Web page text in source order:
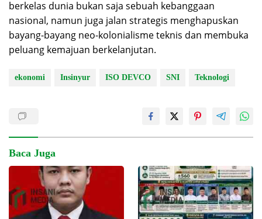
berkelas dunia bukan saja sebuah kebanggaan
nasional, namun juga jalan strategis menghapuskan
bayang-bayang neo-kolonialisme teknis dan membuka
peluang kemajuan berkelanjutan.
ekonomi Insinyur ISO DEVCO SNI Teknologi
Baca Juga